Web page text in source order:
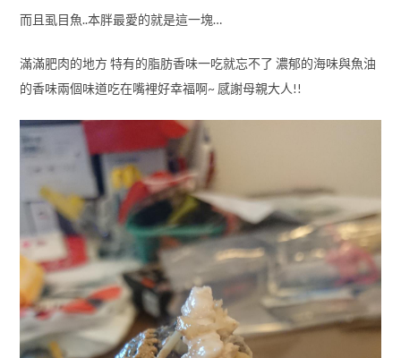
而且虱目魚..本胖最愛的就是這一塊…
滿滿肥肉的地方 特有的脂肪香味一吃就忘不了 濃郁的海味與魚油
的香味兩個味道吃在嘴裡好幸福啊~ 感謝母親大人!!